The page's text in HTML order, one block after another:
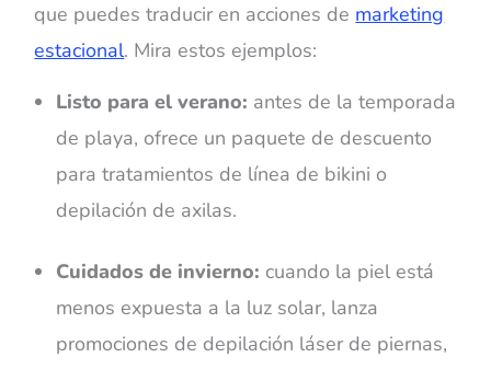
que puedes traducir en acciones de marketing
estacional. Mira estos ejemplos:
Listo para el verano: antes de la temporada
de playa, ofrece un paquete de descuento
para tratamientos de línea de bikini o
depilación de axilas.
Cuidados de invierno: cuando la piel está
menos expuesta a la luz solar, lanza
promociones de depilación láser de piernas,